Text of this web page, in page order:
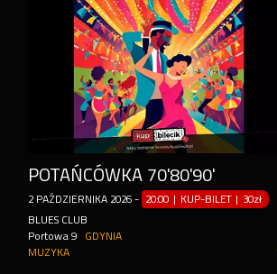
POTAŃCÓWKA 70'80'90'
2 PAŹDZIERNIKA 2026 - 20:00 | KUP-BILET | 30zł
BLUES CLUB
Portowa 9
GDYNIA
MUZYKA